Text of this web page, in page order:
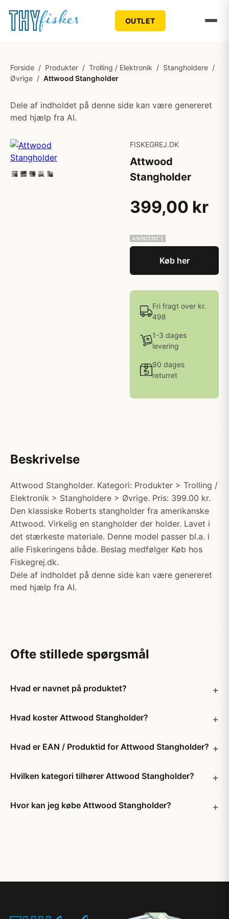
OUTLET
Forside / Produkter / Trolling / Elektronik / Stangholdere /
Øvrige / Attwood Stangholder
Dele af indholdet på denne side kan være genereret
med hjælp fra AI.
FISKEGREJ.DK
Attwood
Stangholder
399,00 kr
Køb her
Fri fragt over kr.
498
1-3 dages
levering
90 dages
returret
Beskrivelse
Attwood Stangholder. Kategori: Produkter > Trolling /
Elektronik > Stangholdere > Øvrige. Pris: 399.00 kr.
Den klassiske Roberts stangholder fra amerikanske
Attwood. Virkelig en stangholder der holder. Lavet i
det stærkeste materiale. Denne model passer bl.a. i
alle Fiskeringens både. Beslag medfølger Køb hos
Fiskegrej.dk.
Dele af indholdet på denne side kan være genereret
med hjælp fra AI.
Ofte stillede spørgsmål
Hvad er navnet på produktet?
Hvad koster Attwood Stangholder?
Hvad er EAN / Produktid for Attwood Stangholder?
Hvilken kategori tilhører Attwood Stangholder?
Hvor kan jeg købe Attwood Stangholder?